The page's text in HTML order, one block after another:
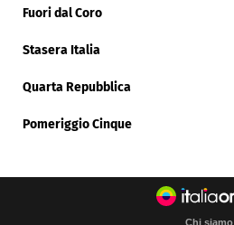
Fuori dal Coro
Stasera Italia
Quarta Repubblica
Pomeriggio Cinque
Chi siamo